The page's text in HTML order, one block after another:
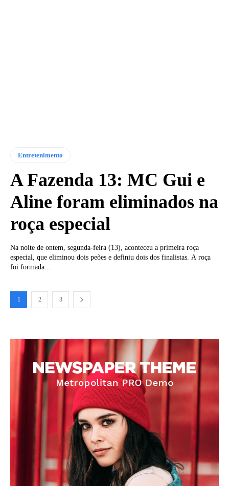
Entretenimento
A Fazenda 13: MC Gui e
Aline foram eliminados na
roça especial
Na noite de ontem, segunda-feira (13), aconteceu a primeira roça
especial, que eliminou dois peões e definiu dois dos finalistas. A roça
foi formada...
1 2 3